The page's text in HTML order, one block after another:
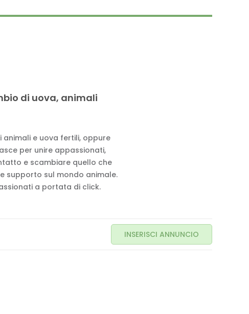
di uova, animali
e uova fertili, oppure
per unire appassionati,
e scambiare quello che
supporto sul mondo animale.
a portata di click.
INSERISCI ANNUNCIO